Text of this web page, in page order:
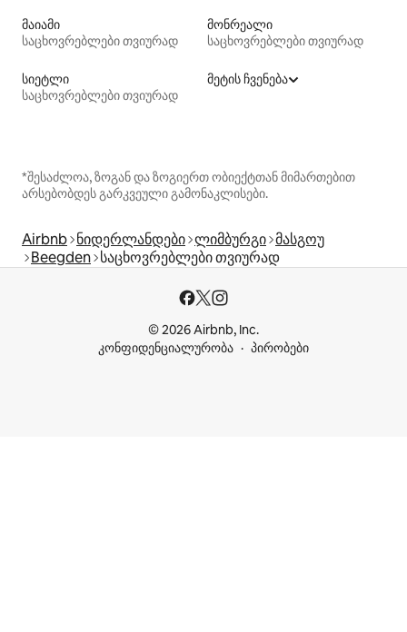
მაიამი
საცხოვრებლები თვიურად
მონრეალი
საცხოვრებლები თვიურად
სიეტლი
საცხოვრებლები თვიურად
მეტის ჩვენება
*შესაძლოა, ზოგან და ზოგიერთ ობიექტთან მიმართებით
არსებობდეს გარკვეული გამონაკლისები.
Airbnb ნიდერლანდები ლიმბურგი მასგოუ
Beegden საცხოვრებლები თვიურად
© 2026 Airbnb, Inc.
კონფიდენციალურობა
პირობები